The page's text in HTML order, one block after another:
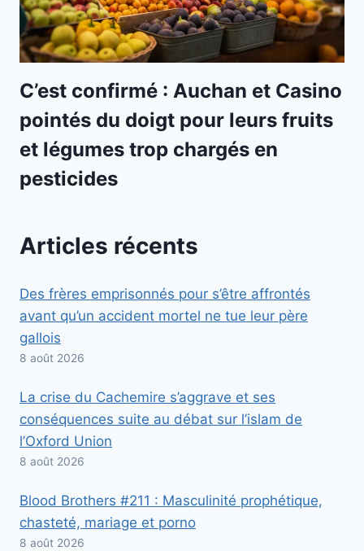
C’est confirmé : Auchan et Casino
pointés du doigt pour leurs fruits
et légumes trop chargés en
pesticides
Articles récents
Des frères emprisonnés pour s’être affrontés
avant qu’un accident mortel ne tue leur père
gallois
8 août 2026
La crise du Cachemire s’aggrave et ses
conséquences suite au débat sur l’islam de
l’Oxford Union
8 août 2026
Blood Brothers #211 : Masculinité prophétique,
chasteté, mariage et porno
8 août 2026